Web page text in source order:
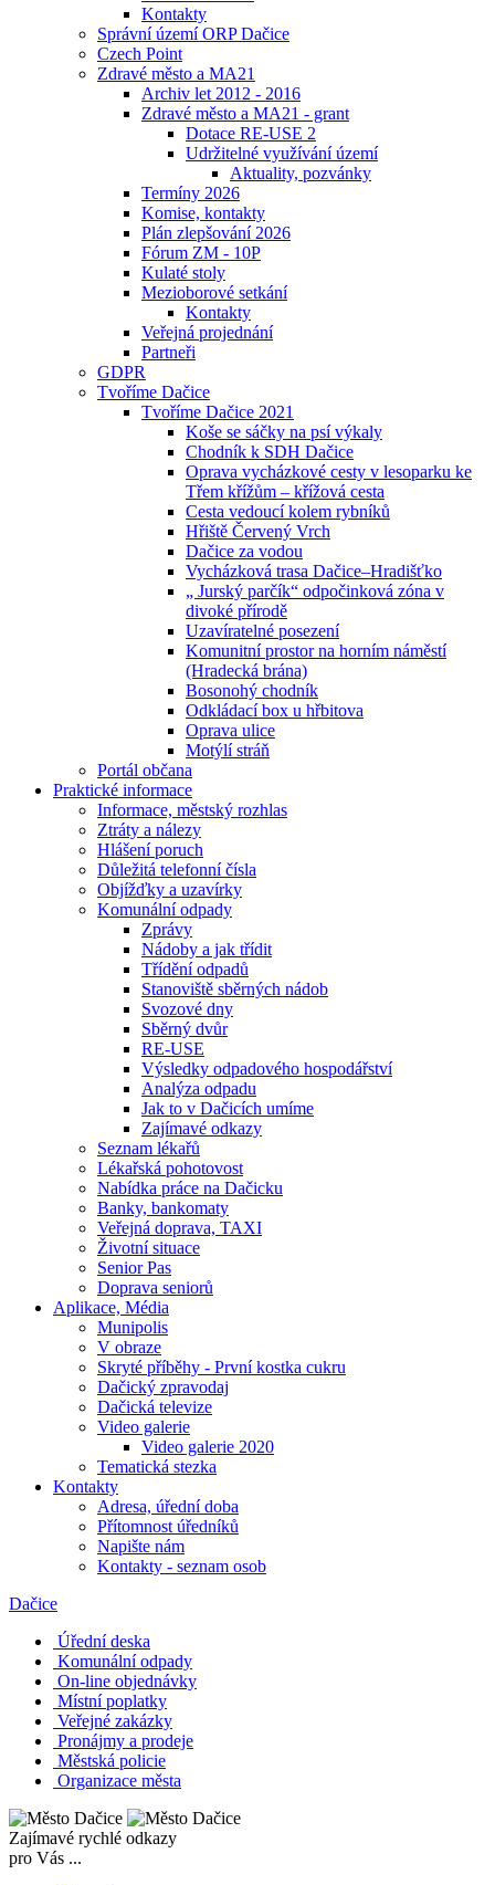
Kontakty
Správní území ORP Dačice
Czech Point
Zdravé město a MA21
Archiv let 2012 - 2016
Zdravé město a MA21 - grant
Dotace RE-USE 2
Udržitelné využívání území
Aktuality, pozvánky
Termíny 2026
Komise, kontakty
Plán zlepšování 2026
Fórum ZM - 10P
Kulaté stoly
Mezioborové setkání
Kontakty
Veřejná projednání
Partneři
GDPR
Tvoříme Dačice
Tvoříme Dačice 2021
Koše se sáčky na psí výkaly
Chodník k SDH Dačice
Oprava vycházkové cesty v lesoparku ke
Třem křížům – křížová cesta
Cesta vedoucí kolem rybníků
Hřiště Červený Vrch
Dačice za vodou
Vycházková trasa Dačice–Hradišťko
„ Jurský parčík“ odpočinková zóna v
divoké přírodě
Uzavíratelné posezení
Komunitní prostor na horním náměstí
(Hradecká brána)
Bosonohý chodník
Odkládací box u hřbitova
Oprava ulice
Motýlí stráň
Portál občana
Praktické informace
Informace, městský rozhlas
Ztráty a nálezy
Hlášení poruch
Důležitá telefonní čísla
Objížďky a uzavírky
Komunální odpady
Zprávy
Nádoby a jak třídit
Třídění odpadů
Stanoviště sběrných nádob
Svozové dny
Sběrný dvůr
RE-USE
Výsledky odpadového hospodářství
Analýza odpadu
Jak to v Dačicích umíme
Zajímavé odkazy
Seznam lékařů
Lékařská pohotovost
Nabídka práce na Dačicku
Banky, bankomaty
Veřejná doprava, TAXI
Životní situace
Senior Pas
Doprava seniorů
Aplikace, Média
Munipolis
V obraze
Skryté příběhy - První kostka cukru
Dačický zpravodaj
Dačická televize
Video galerie
Video galerie 2020
Tematická stezka
Kontakty
Adresa, úřední doba
Přítomnost úředníků
Napište nám
Kontakty - seznam osob
Dačice
Úřední deska
Komunální odpady
On-line objednávky
Místní poplatky
Veřejné zakázky
Pronájmy a prodeje
Městská policie
Organizace města
Zajímavé rychlé odkazy
pro Vás ...